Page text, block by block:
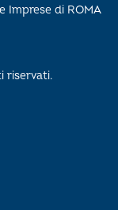
Imprese di ROMA
riservati.